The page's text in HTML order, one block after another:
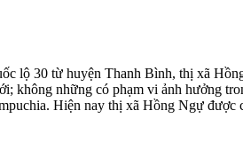
lộ 30 từ huyện Thanh Bình, thị xã
không những có phạm vi ảnh hưởng
Hiện nay thị xã Hồng Ngự được